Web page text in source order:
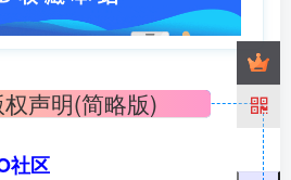
声明(简略版)
社区